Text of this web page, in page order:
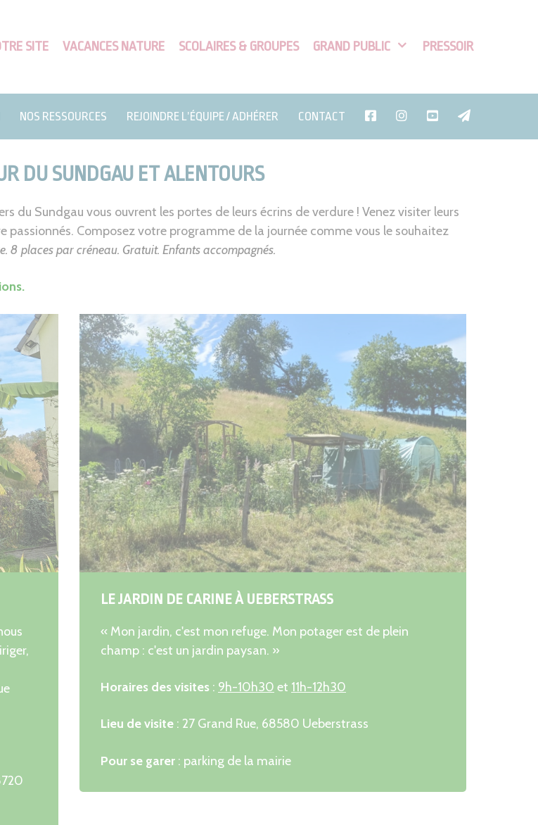
SITE VACANCES NATURE SCOLAIRES & GROUPES GRAND PUBLIC PRESSOIR
NOS RESSOURCES REJOINDRE L’ÉQUIPE / ADHÉRER CONTACT
DU SUNDGAU ET ALENTOURS
du Sundgau vous ouvrent les portes de leurs écrins de verdure ! Venez visiter leurs
Composez votre programme de la journée comme vous le souhaitez
8 places par créneau. Gratuit. Enfants accompagnés.
LE JARDIN DE CARINE À UEBERSTRASS
« Mon jardin, c'est mon refuge. Mon potager est de plein
champ : c'est un jardin paysan. »
Horaires des visites : 9h-10h30 et 11h-12h30
Lieu de visite : 27 Grand Rue, 68580 Ueberstrass
Pour se garer : parking de la mairie